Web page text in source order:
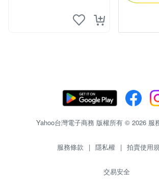
Yahoo台灣電子商務 版權所有 © 2026 服
服務條款 | 隱私權 | 拍賣使用
交易安全